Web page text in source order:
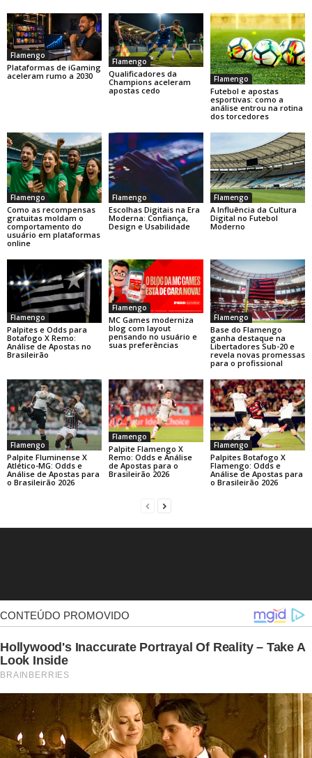
Flamengo
Plataformas de iGaming
aceleram rumo a 2030
Flamengo
Qualificadores da
Champions aceleram
apostas cedo
Flamengo
Futebol e apostas
esportivas: como a
análise entrou na rotina
dos torcedores
Flamengo
Como as recompensas
gratuitas moldam o
comportamento do
usuário em plataformas
online
Flamengo
Escolhas Digitais na Era
Moderna: Confiança,
Design e Usabilidade
Flamengo
A Influência da Cultura
Digital no Futebol
Moderno
Flamengo
Palpites e Odds para
Botafogo X Remo:
Análise de Apostas no
Brasileirão
Flamengo
MC Games moderniza
blog com layout
pensando no usuário e
suas preferências
Flamengo
Base do Flamengo
ganha destaque na
Libertadores Sub-20 e
revela novas promessas
para o profissional
Flamengo
Palpite Fluminense X
Atlético-MG: Odds e
Análise de Apostas para
o Brasileirão 2026
Flamengo
Palpite Flamengo X
Remo: Odds e Análise
de Apostas para o
Brasileirão 2026
Flamengo
Palpites Botafogo X
Flamengo: Odds e
Análise de Apostas para
o Brasileirão 2026